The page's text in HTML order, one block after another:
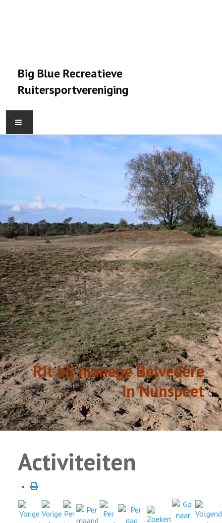
Big Blue Recreatieve
Ruitersportvereniging
VERENIGING
STALPRAET
GESCHIEDENIS
LINKS
Rit bij manege Belvédère
in Nunspeet
Activiteiten